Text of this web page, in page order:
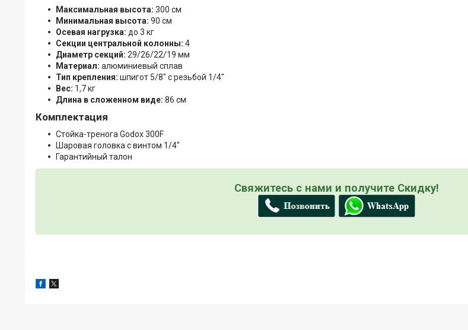
Максимальная высота: 300 см
Минимальная высота: 90 см
Осевая нагрузка: до 3 кг
Секции центральной колонны: 4
Диаметр секций: 29/26/22/19 мм
Материал: алюминиевый сплав
Тип крепления: шпигот 5/8" с резьбой 1/4"
Вес: 1,7 кг
Длина в сложенном виде: 86 см
Комплектация
Стойка-тренога Godox 300F
Шаровая головка с винтом 1/4"
Гарантийный талон
Свяжитесь с нами и получите Скидку!